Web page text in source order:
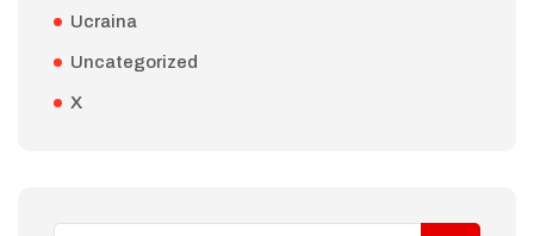
Ucraina
Uncategorized
X